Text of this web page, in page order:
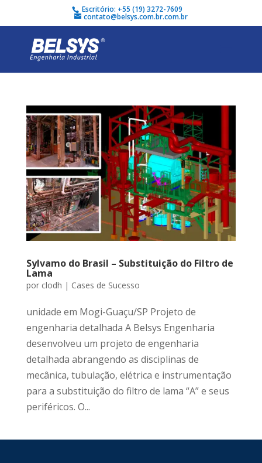
Escritório: +55 (19) 3272-7609
contato@belsys.com.br.com.br
Sylvamo do Brasil – Substituição do Filtro de
Lama
por clodh | Cases de Sucesso
unidade em Mogi-Guaçu/SP Projeto de
engenharia detalhada A Belsys Engenharia
desenvolveu um projeto de engenharia
detalhada abrangendo as disciplinas de
mecânica, tubulação, elétrica e instrumentação
para a substituição do filtro de lama “A” e seus
periféricos. O...